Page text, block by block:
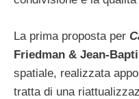
La prima proposta per
Friedman & Jean-
spatiale, realizzata
tratta di una